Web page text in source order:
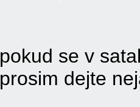
pokud se v
prosim dejte